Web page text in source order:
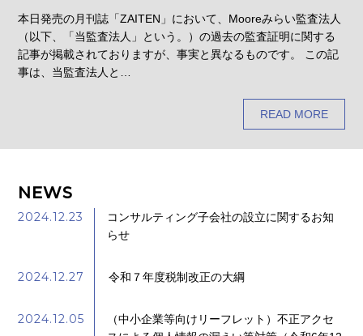
本日発売の月刊誌「ZAITEN」において、Mooreみらい監査法人
（以下、「当監査法人」という。）の過去の監査証明に関する
記事が掲載されておりますが、事実と異なるものです。 この記
事は、当監査法人と…
READ MORE
NEWS
2024.12.23
コンサルティング子会社の設立に関するお知
らせ
2024.12.27 令和７年度税制改正の大綱
2024.12.05
（中小企業等向けリーフレット）不正アクセ